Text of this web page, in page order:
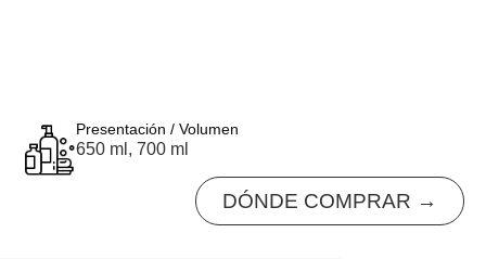
Presentación / Volumen
650 ml, 700 ml
DÓNDE COMPRAR →